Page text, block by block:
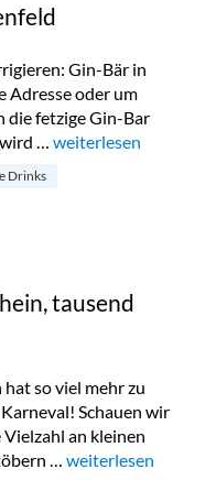
Gin-Bär in
Adresse oder um
die fetzige Gin-Bar
… „The Bär: Gin-Bar in
weiterlesen
Drinks
tausend
so viel mehr zu
Schauen wir
an kleinen
… „Schenk Lokal: ein
weiterlesen